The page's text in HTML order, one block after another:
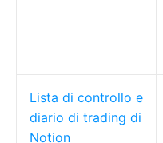
Lista di controllo e
diario di trading di
Notion